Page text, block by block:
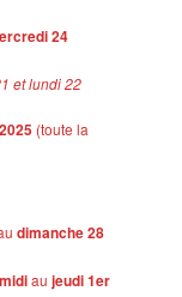
24
et lundi 22
(toute la
dimanche 28
aujeudi 1er